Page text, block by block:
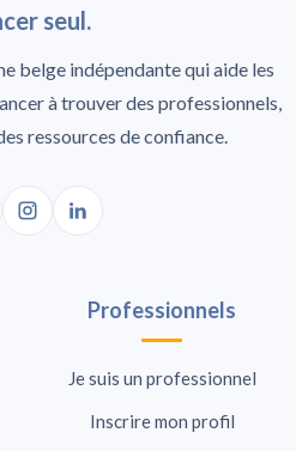
seul.
belge indépendante qui aide les
à trouver des professionnels,
ressources de confiance.
Professionnels
Je suis un professionnel
Inscrire mon profil